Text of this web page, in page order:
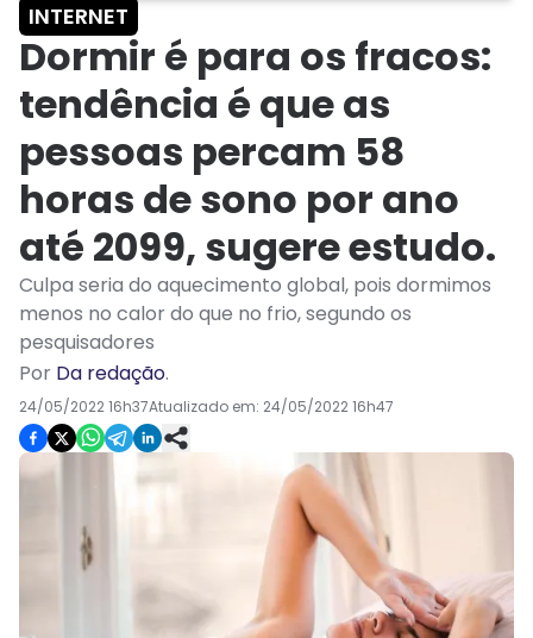
INTERNET
Dormir é para os fracos:
tendência é que as
pessoas percam 58
horas de sono por ano
até 2099, sugere estudo.
Culpa seria do aquecimento global, pois dormimos
menos no calor do que no frio, segundo os
pesquisadores
Por Da redação.
24/05/2022 16h37Atualizado em: 24/05/2022 16h47